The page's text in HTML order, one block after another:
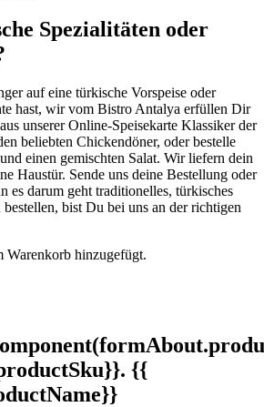
Spezialitäten oder
auf eine türkische Vorspeise oder
hast, wir vom Bistro Antalya erfüllen Dir
unserer Online-Speisekarte Klassiker der
beliebten Chickendöner, oder bestelle
einen gemischten Salat. Wir liefern dein
Haustür. Sende uns deine Bestellung oder
es darum geht traditionelles, türkisches
bist Du bei uns an der richtigen
Warenkorb hinzugefügt.
{{